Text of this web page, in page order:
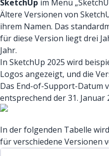
SketchUp im Menü
Ältere Versionen von
ihrem Namen. Das
für diese Version liegt drei
Jahr.
In SketchUp 2025 wird
Logos angezeigt, und die
Das End-of-Support-Datum
entsprechend der 31. Januar
In der folgenden Tabelle
für verschiedene Versionen